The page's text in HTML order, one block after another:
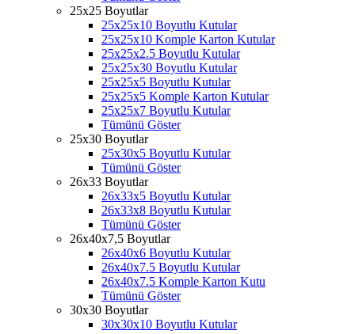
25x25 Boyutlar
25x25x10 Boyutlu Kutular
25x25x10 Komple Karton Kutular
25x25x2.5 Boyutlu Kutular
25x25x30 Boyutlu Kutular
25x25x5 Boyutlu Kutular
25x25x5 Komple Karton Kutular
25x25x7 Boyutlu Kutular
Tümünü Göster
25x30 Boyutlar
25x30x5 Boyutlu Kutular
Tümünü Göster
26x33 Boyutlar
26x33x5 Boyutlu Kutular
26x33x8 Boyutlu Kutular
Tümünü Göster
26x40x7,5 Boyutlar
26x40x6 Boyutlu Kutular
26x40x7.5 Boyutlu Kutular
26x40x7.5 Komple Karton Kutu
Tümünü Göster
30x30 Boyutlar
30x30x10 Boyutlu Kutular